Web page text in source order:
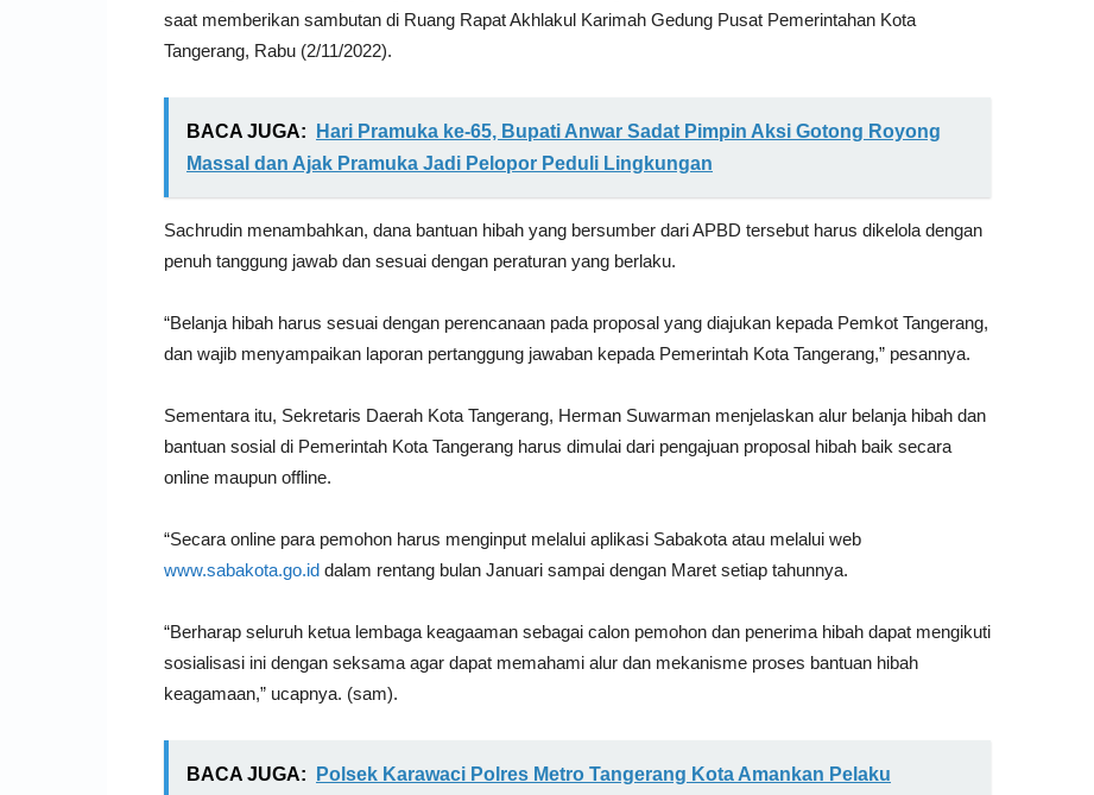
saat memberikan sambutan di Ruang Rapat Akhlakul Karimah Gedung Pusat Pemerintahan Kota
Tangerang, Rabu (2/11/2022).
BACA JUGA:
Hari Pramuka ke-65, Bupati Anwar Sadat Pimpin Aksi Gotong Royong
Massal dan Ajak Pramuka Jadi Pelopor Peduli Lingkungan
Sachrudin menambahkan, dana bantuan hibah yang bersumber dari APBD tersebut harus dikelola dengan
penuh tanggung jawab dan sesuai dengan peraturan yang berlaku.
“Belanja hibah harus sesuai dengan perencanaan pada proposal yang diajukan kepada Pemkot Tangerang,
dan wajib menyampaikan laporan pertanggung jawaban kepada Pemerintah Kota Tangerang,” pesannya.
Sementara itu, Sekretaris Daerah Kota Tangerang, Herman Suwarman menjelaskan alur belanja hibah dan
bantuan sosial di Pemerintah Kota Tangerang harus dimulai dari pengajuan proposal hibah baik secara
online maupun offline.
“Secara online para pemohon harus menginput melalui aplikasi Sabakota atau melalui web
www.sabakota.go.id dalam rentang bulan Januari sampai dengan Maret setiap tahunnya.
“Berharap seluruh ketua lembaga keagaaman sebagai calon pemohon dan penerima hibah dapat mengikuti
sosialisasi ini dengan seksama agar dapat memahami alur dan mekanisme proses bantuan hibah
keagamaan,” ucapnya. (sam).
BACA JUGA:
Polsek Karawaci Polres Metro Tangerang Kota Amankan Pelaku